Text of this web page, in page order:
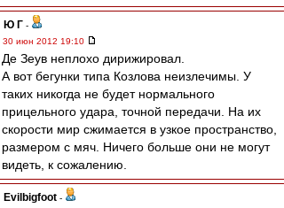
Ю Г -
30 июн 2012 19:10
Де Зеув неплохо дирижировал.
А вот бегунки типа Козлова неизлечимы. У
таких никогда не будет нормального
прицельного удара, точной передачи. На их
скорости мир сжимается в узкое пространство,
размером с мяч. Ничего больше они не могут
видеть, к сожалению.
Evilbigfoot -